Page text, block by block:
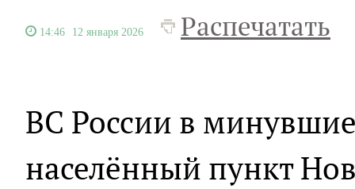
14:46 12 января 2026 Распечатать
ВС России в
населённый пункт